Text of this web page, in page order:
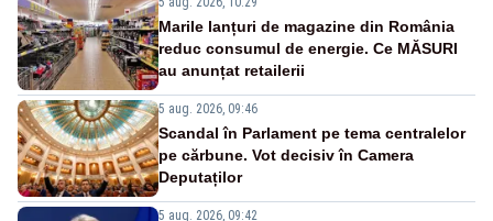
Marile lanțuri de magazine din România
reduc consumul de energie. Ce MĂSURI
au anunțat retailerii
5 aug. 2026, 09:46
Scandal în Parlament pe tema centralelor
pe cărbune. Vot decisiv în Camera
Deputaților
5 aug. 2026, 09:42